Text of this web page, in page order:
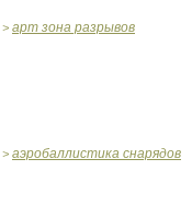
> арт зона разрывов
> аэробаллистика снарядов